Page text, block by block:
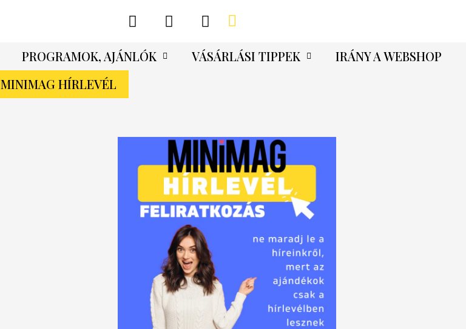
PROGRAMOK, AJÁNLÓK VÁSÁRLÁSI TIPPEK
IRÁNY A WEBSHOP
MINIMAG HÍRLEVÉL